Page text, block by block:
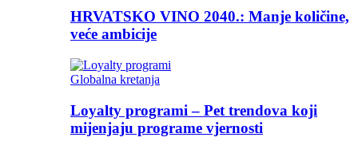
HRVATSKO VINO 2040.: Manje količine,
veće ambicije
Globalna kretanja
Loyalty programi – Pet trendova koji
mijenjaju programe vjernosti